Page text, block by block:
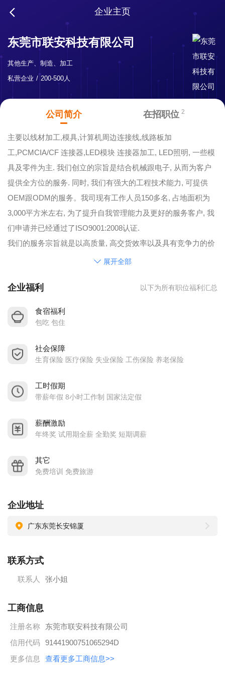
企业主页
东莞市联安科技有限公司
其他生产、制造、加工
私营企业
200-500人
公司简介 在招职位 2
主要以线材加工,模具,计算机周边连接线,线路板加
工,PCMCIA/CF 连接器,LED模块 连接器加工, LED照明, 一些模
具及零件为主. 我们创立的宗旨是结合机械跟电子, 从而为客户
提供全方位的服务. 同时, 我们有强大的工程技术能力, 可提供
OEM跟ODM的服务。我司现有工作人员150多名, 占地面积为
3,000平方米左右, 为了提升自我管理能力及更好的服务客户, 我
们申请并已经通过了ISO9001:2008认证.
我们的服务宗旨就是以高质量, 高交货效率以及具有竞争力的价
格, 最好的咨询跟售后服务来满足我们客户的要求.
目前公司主要客户以国内占20%, 国外占80% (欧, 美, 中东), 其
占20%.
展开全部
企业福利 以下为所有职位福利汇总
食宿福利
包吃 包住
社会保障
生育保险 医疗保险 失业保险 工伤保险 养老保险
工时假期
带薪年假 8小时工作制 国家法定假
薪酬激励
年终奖 试用期全薪 全勤奖 短期调薪
其它
免费培训 免费旅游
企业地址
广东东莞长安锦厦
联系方式
联系人 张小姐
工商信息
注册名称
东莞市联安科技有限公司
信用代码 91441900751065294D
更多信息
查看更多工商信息>>